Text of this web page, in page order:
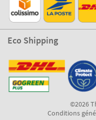
Eco Shipping
©2026
Conditions